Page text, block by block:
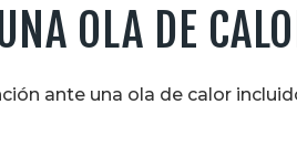
OLA DE
ante una ola de calor